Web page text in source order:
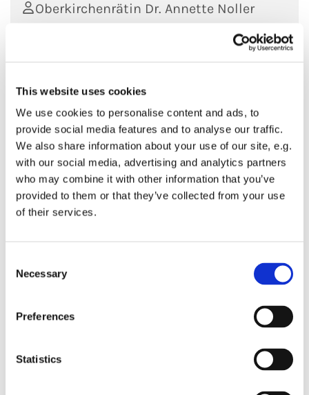
This website uses cookies
We use cookies to personalise content and ads, to
provide social media features and to analyse our traffic.
We also share information about your use of our site, e.g.
with our social media, advertising and analytics partners
who may combine it with other information that you’ve
provided to them or that they’ve collected from your use
of their services.
Selection
Necessary
Preferences
Statistics
Oberkirchenrätin Dr. Annette Noller
und Dekan Torsten Krannich und